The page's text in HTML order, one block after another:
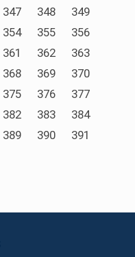
347 348
349
354 355
356
361 362
363
368 369
370
375 376
377
382 383
384
389 390
391